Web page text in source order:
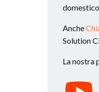
Anche
Solution
La nostra